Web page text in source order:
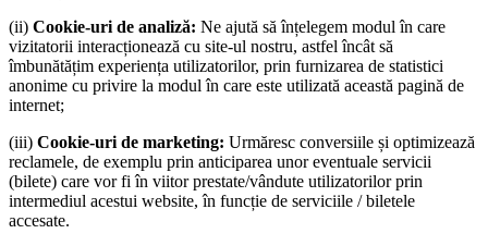
(ii) Cookie-uri de analiză: Ne ajută să înțelegem modul în care
vizitatorii interacționează cu site-ul nostru, astfel încât să
îmbunătățim experiența utilizatorilor, prin furnizarea de statistici
anonime cu privire la modul în care este utilizată această pagină de
internet;
(iii) Cookie-uri de marketing: Urmăresc conversiile și optimizează
reclamele, de exemplu prin anticiparea unor eventuale servicii
(bilete) care vor fi în viitor prestate/vândute utilizatorilor prin
intermediul acestui website, în funcție de serviciile / biletele
accesate.